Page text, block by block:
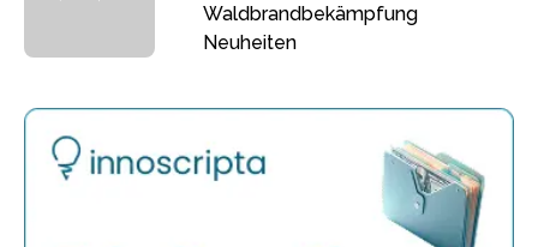
Waldbrandbekämpfung
Neuheiten